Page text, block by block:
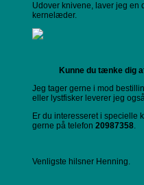
Udover knivene, laver jeg en
kernelæder.
Kunne du tænke dig
Jeg tager gerne i mod
eller lystfisker leverer jeg
Er du interesseret i specielle
gerne på telefon 20987358.
Venligste hilsner Henning.